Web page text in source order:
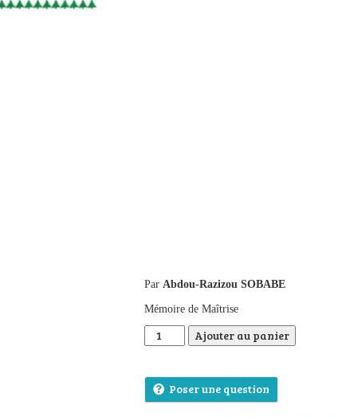
ParAbdou-Razizou SOBABE
Mémoire de Maîtrise
quantité de La problématique du
Ajouter au panier
Poser une question